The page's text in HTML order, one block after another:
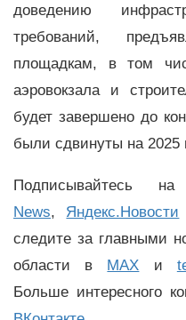
доведению
требований,
площадкам, в том
аэровокзала и
будет завершено до
были сдвинуты на 2025
Подписывайтесь
News, Яндекс.Новости
следите за главными
области в MAX и
Больше интересного